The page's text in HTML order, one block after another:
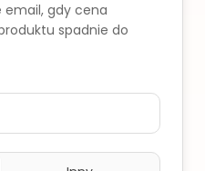
gdy cena
spadnie do